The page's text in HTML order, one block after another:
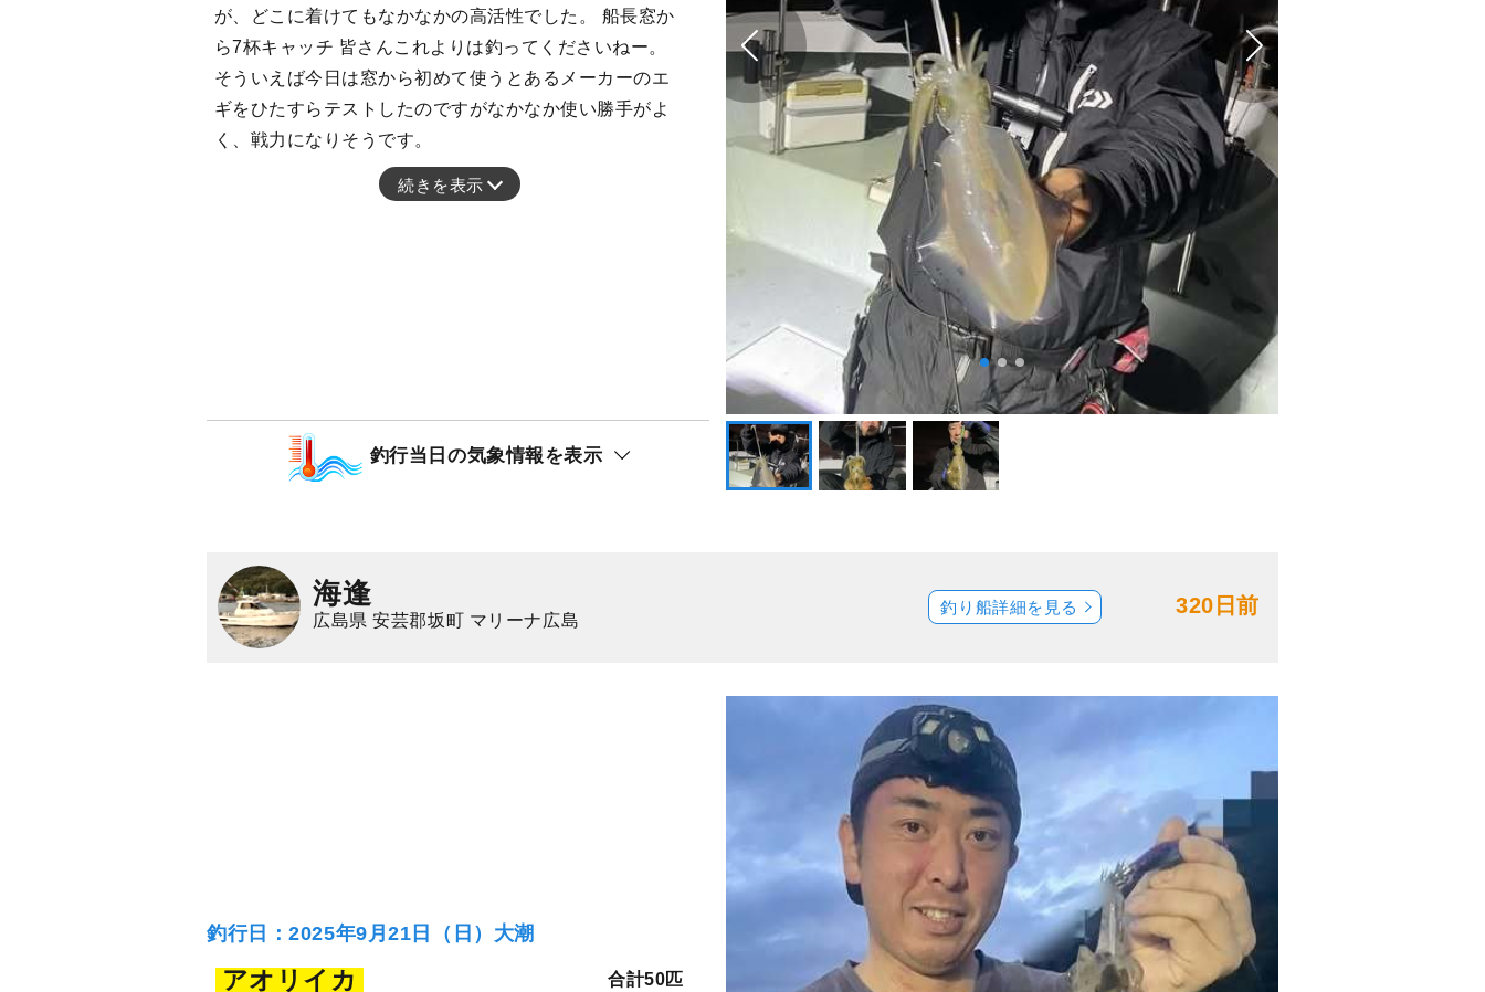
が、どこに着けてもなかなかの高活性でした。 船長窓か
ら7杯キャッチ 皆さんこれよりは釣ってくださいねー。
そういえば今日は窓から初めて使うとあるメーカーのエ
ギをひたすらテストしたのですがなかなか使い勝手がよ
く、戦力になりそうです。
続きを表示
釣行当日の気象情報を表示
海逢
広島県 安芸郡坂町 マリーナ広島
320日前
釣り船詳細を見る
釣行日：2025年9月21日（日）大潮
アオリイカ 合計50匹